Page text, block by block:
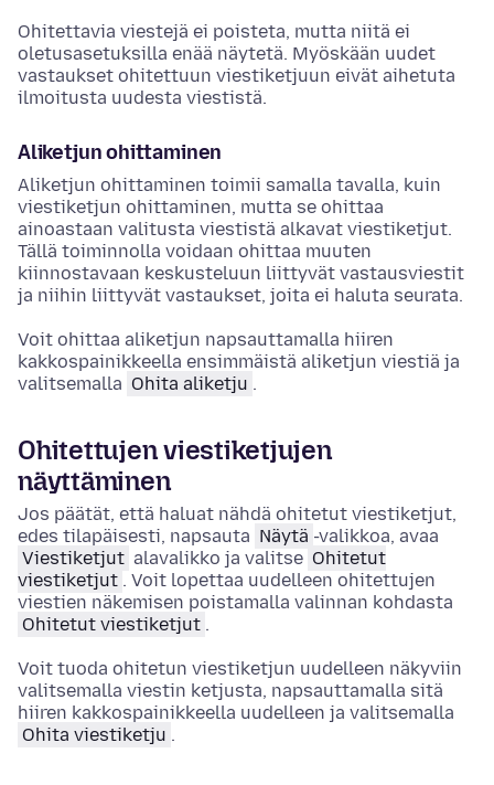
Ohitettavia viestejä ei poisteta, mutta niitä ei
oletusasetuksilla enää näytetä. Myöskään uudet
vastaukset ohitettuun viestiketjuun eivät aihetuta
ilmoitusta uudesta viestistä.
Aliketjun ohittaminen
Aliketjun ohittaminen toimii samalla tavalla, kuin
viestiketjun ohittaminen, mutta se ohittaa
ainoastaan valitusta viestistä alkavat viestiketjut.
Tällä toiminnolla voidaan ohittaa muuten
kiinnostavaan keskusteluun liittyvät vastausviestit
ja niihin liittyvät vastaukset, joita ei haluta seurata.
Voit ohittaa aliketjun napsauttamalla hiiren
kakkospainikkeella ensimmäistä aliketjun viestiä ja
valitsemalla Ohita aliketju .
Ohitettujen viestiketjujen
näyttäminen
Jos päätät, että haluat nähdä ohitetut viestiketjut,
edes tilapäisesti, napsauta Näytä -valikkoa, avaa
Viestiketjut alavalikko ja valitse Ohitetut
viestiketjut . Voit lopettaa uudelleen ohitettujen
viestien näkemisen poistamalla valinnan kohdasta
Ohitetut viestiketjut .
Voit tuoda ohitetun viestiketjun uudelleen näkyviin
valitsemalla viestin ketjusta, napsauttamalla sitä
hiiren kakkospainikkeella uudelleen ja valitsemalla
Ohita viestiketju .